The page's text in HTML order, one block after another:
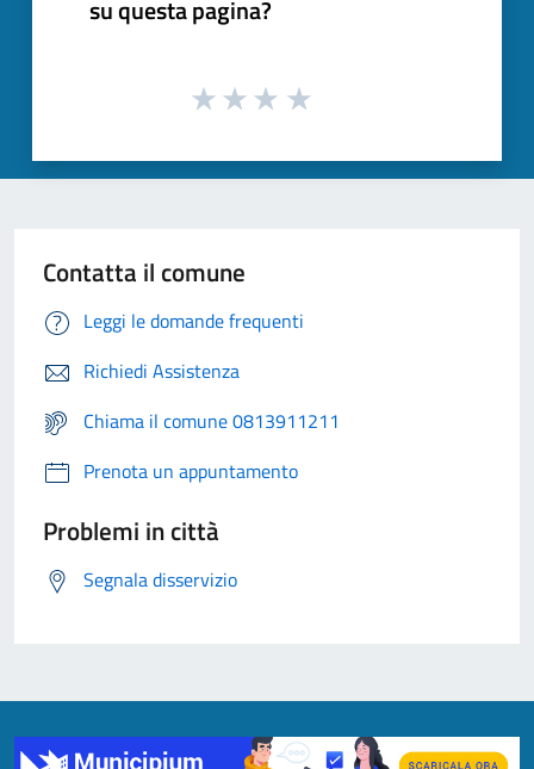
su questa pagina?
Contatta il comune
Leggi le domande frequenti
Richiedi Assistenza
Chiama il comune 0813911211
Prenota un appuntamento
Problemi in città
Segnala disservizio